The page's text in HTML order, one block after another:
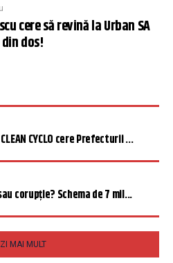
cere să revină la Urban SA
dos!
CYCLO cere Prefecturii ...
corupție? Schema de 7 mil...
MAI MULT